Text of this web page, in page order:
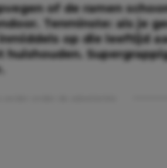
of de ramen
Tenminste: als je
op die leeftijd